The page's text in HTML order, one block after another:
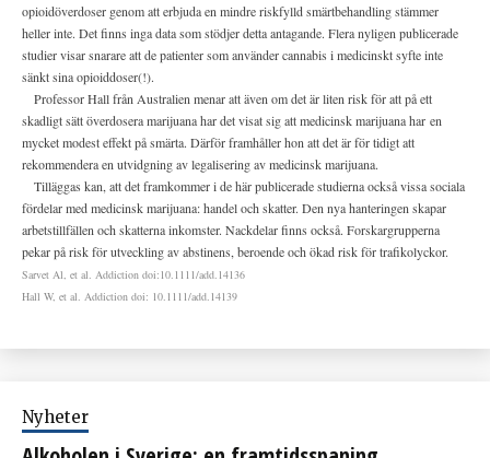
opioidöverdoser genom att erbjuda en mindre riskfylld smärtbehandling stämmer
heller inte. Det finns inga data som stödjer detta antagande. Flera nyligen publicerade
studier visar snarare att de patienter som använder cannabis i medicinskt syfte inte
sänkt sina opioiddoser(!).
Professor Hall från Australien menar att även om det är liten risk för att på ett
skadligt sätt överdosera marijuana har det visat sig att medicinsk marijuana har en
mycket modest effekt på smärta. Därför framhåller hon att det är för tidigt att
rekommendera en utvidgning av legalisering av medicinsk marijuana.
Tilläggas kan, att det framkommer i de här publicerade studierna också vissa sociala
fördelar med medicinsk marijuana: handel och skatter. Den nya hanteringen skapar
arbetstillfällen och skatterna inkomster. Nackdelar finns också. Forskargrupperna
pekar på risk för utveckling av abstinens, beroende och ökad risk för trafikolyckor.
Sarvet Al, et al. Addiction doi:10.1111/add.14136
Hall W, et al. Addiction doi: 10.1111/add.14139
Nyheter